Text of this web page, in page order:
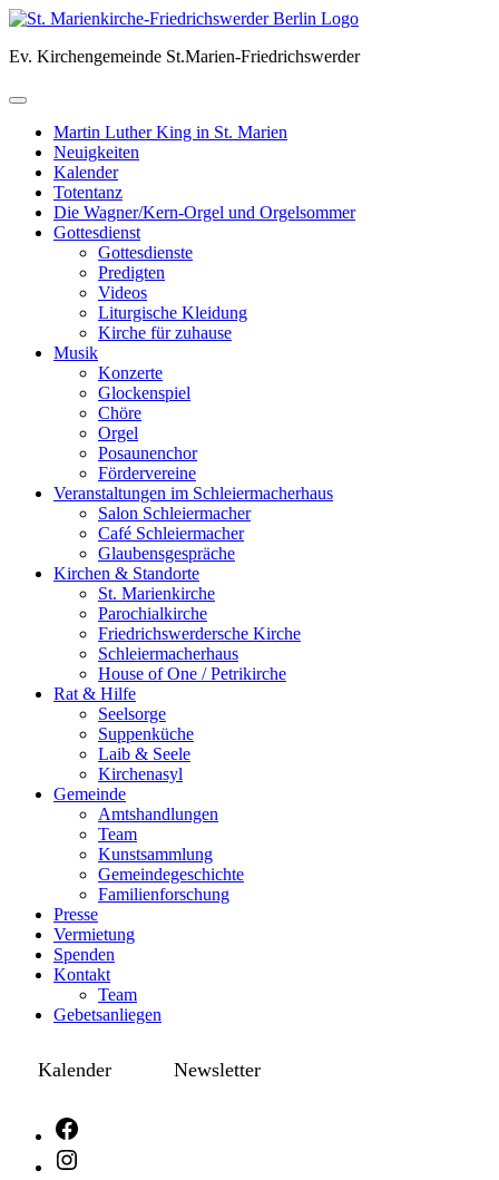
Skip
content
Ev. Kirchengemeinde St.Marien-Friedrichswerder
Martin Luther King in St. Marien
Neuigkeiten
Kalender
Totentanz
Die Wagner/Kern-Orgel und Orgelsommer
Gottesdienst
Gottesdienste
Predigten
Videos
Liturgische Kleidung
Kirche für zuhause
Musik
Konzerte
Glockenspiel
Chöre
Orgel
Posaunenchor
Fördervereine
Veranstaltungen im Schleiermacherhaus
Salon Schleiermacher
Café Schleiermacher
Glaubensgespräche
Kirchen & Standorte
St. Marienkirche
Parochialkirche
Friedrichswerdersche Kirche
Schleiermacherhaus
House of One / Petrikirche
Rat & Hilfe
Seelsorge
Suppenküche
Laib & Seele
Kirchenasyl
Gemeinde
Amtshandlungen
Team
Kunstsammlung
Gemeindegeschichte
Familienforschung
Presse
Vermietung
Spenden
Kontakt
Team
Gebetsanliegen
Kalender Newsletter